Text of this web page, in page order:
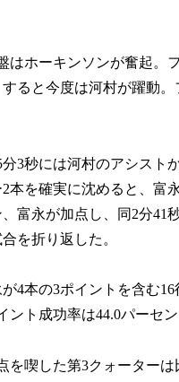
はホーキンソンが奮起。
すると今度は河村が躍動
3秒には河村のアシスト
本を確実に沈めると、富
富永が加点し、同2分41
を折り返した。
4本の3ポイントを含む
ント成功率は44.0パーセン
を喫した第3クォーター